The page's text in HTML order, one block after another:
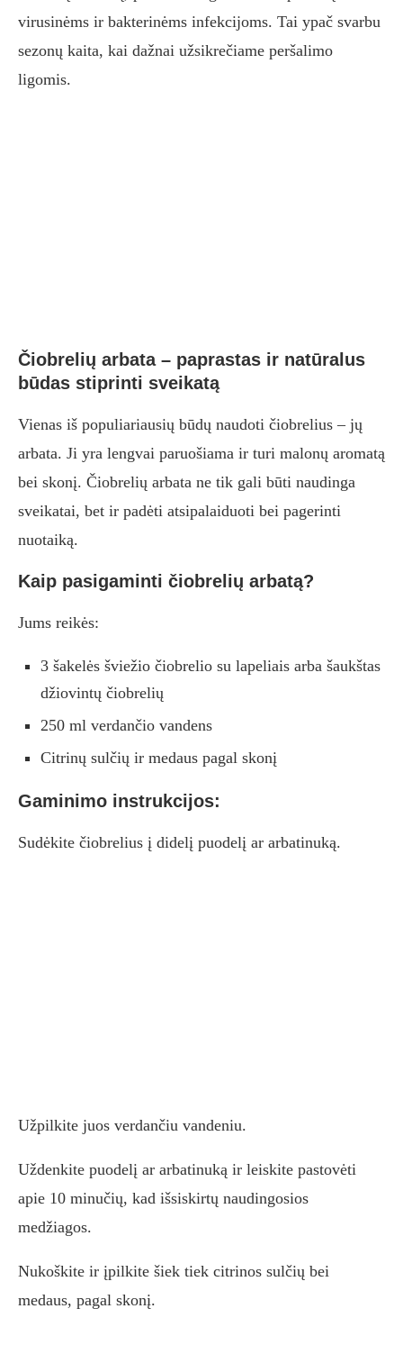
virusinėms ir bakterinėms infekcijoms. Tai ypač svarbu
sezonų kaita, kai dažnai užsikrečiame peršalimo
ligomis.
Čiobrelių arbata – paprastas ir natūralus
būdas stiprinti sveikatą
Vienas iš populiariausių būdų naudoti čiobrelius – jų
arbata. Ji yra lengvai paruošiama ir turi malonų aromatą
bei skonį. Čiobrelių arbata ne tik gali būti naudinga
sveikatai, bet ir padėti atsipalaiduoti bei pagerinti
nuotaiką.
Kaip pasigaminti čiobrelių arbatą?
Jums reikės:
3 šakelės šviežio čiobrelio su lapeliais arba šaukštas
džiovintų čiobrelių
250 ml verdančio vandens
Citrinų sulčių ir medaus pagal skonį
Gaminimo instrukcijos:
Sudėkite čiobrelius į didelį puodelį ar arbatinuką.
Užpilkite juos verdančiu vandeniu.
Uždenkite puodelį ar arbatinuką ir leiskite pastovėti
apie 10 minučių, kad išsiskirtų naudingosios
medžiagos.
Nukoškite ir įpilkite šiek tiek citrinos sulčių bei
medaus, pagal skonį.